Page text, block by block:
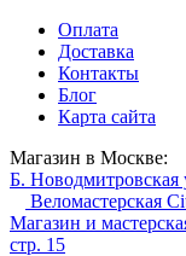
Оплата
Доставка
Контакты
Блог
Карта сайта
Магазин в Москве:
Б. Новодмитровская
Веломастерская
Магазин и
стр. 15